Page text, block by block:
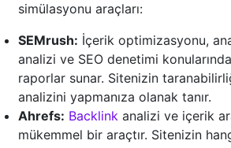
simülasyonu araçları:
SEMrush: İçerik optimizasyonu,
analizi ve SEO denetimi
raporlar sunar. Sitenizin
analizini yapmanıza olanak tanır.
Ahrefs: Backlink analizi ve içerik
mükemmel bir araçtır. Sitenizin